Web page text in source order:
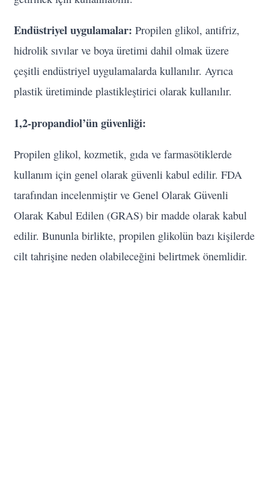
Endüstriyel uygulamalar: Propilen glikol, antifriz,
hidrolik sıvılar ve boya üretimi dahil olmak üzere
çeşitli endüstriyel uygulamalarda kullanılır. Ayrıca
plastik üretiminde plastikleştirici olarak kullanılır.
1,2-propandiol’ün güvenliği:
Propilen glikol, kozmetik, gıda ve farmasötiklerde
kullanım için genel olarak güvenli kabul edilir. FDA
tarafından incelenmiştir ve Genel Olarak Güvenli
Olarak Kabul Edilen (GRAS) bir madde olarak kabul
edilir. Bununla birlikte, propilen glikolün bazı kişilerde
cilt tahrişine neden olabileceğini belirtmek önemlidir.